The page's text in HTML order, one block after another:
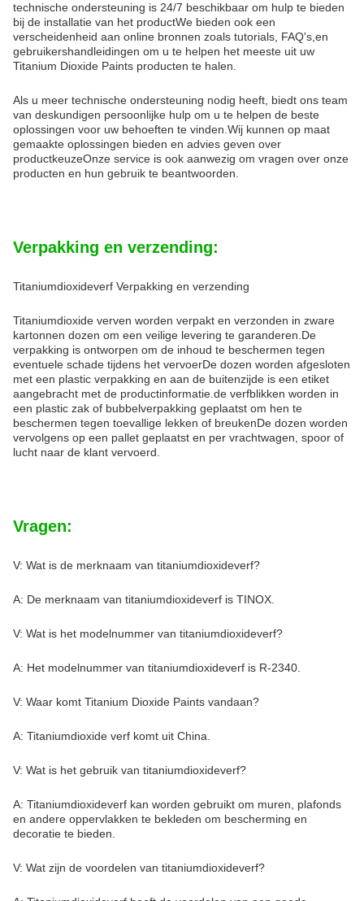
technische ondersteuning is 24/7 beschikbaar om hulp te bieden
bij de installatie van het productWe bieden ook een
verscheidenheid aan online bronnen zoals tutorials, FAQ's,en
gebruikershandleidingen om u te helpen het meeste uit uw
Titanium Dioxide Paints producten te halen.
Als u meer technische ondersteuning nodig heeft, biedt ons team
van deskundigen persoonlijke hulp om u te helpen de beste
oplossingen voor uw behoeften te vinden.Wij kunnen op maat
gemaakte oplossingen bieden en advies geven over
productkeuzeOnze service is ook aanwezig om vragen over onze
producten en hun gebruik te beantwoorden.
Verpakking en verzending:
Titaniumdioxideverf Verpakking en verzending
Titaniumdioxide verven worden verpakt en verzonden in zware
kartonnen dozen om een veilige levering te garanderen.De
verpakking is ontworpen om de inhoud te beschermen tegen
eventuele schade tijdens het vervoerDe dozen worden afgesloten
met een plastic verpakking en aan de buitenzijde is een etiket
aangebracht met de productinformatie.de verfblikken worden in
een plastic zak of bubbelverpakking geplaatst om hen te
beschermen tegen toevallige lekken of breukenDe dozen worden
vervolgens op een pallet geplaatst en per vrachtwagen, spoor of
lucht naar de klant vervoerd.
Vragen:
V: Wat is de merknaam van titaniumdioxideverf?
A: De merknaam van titaniumdioxideverf is TINOX.
V: Wat is het modelnummer van titaniumdioxideverf?
A: Het modelnummer van titaniumdioxideverf is R-2340.
V: Waar komt Titanium Dioxide Paints vandaan?
A: Titaniumdioxide verf komt uit China.
V: Wat is het gebruik van titaniumdioxideverf?
A: Titaniumdioxideverf kan worden gebruikt om muren, plafonds
en andere oppervlakken te bekleden om bescherming en
decoratie te bieden.
V: Wat zijn de voordelen van titaniumdioxideverf?